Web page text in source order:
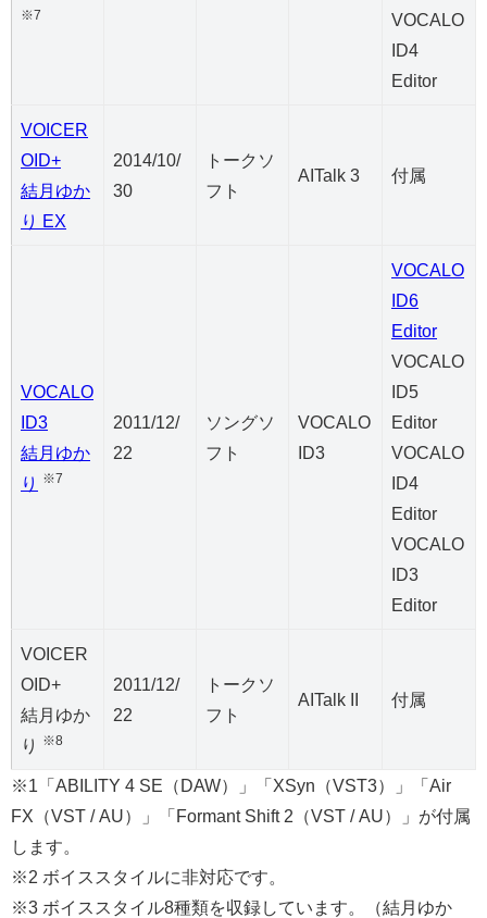
※7
VOCALO
ID4
Editor
VOICER
OID+
結月ゆか
り EX
2014/10/
30
トークソ
フト
AITalk 3 付属
VOCALO
ID3
結月ゆか
り
※7
2011/12/
22
ソングソ
フト
VOCALO
ID3
VOCALO
ID6
Editor
VOCALO
ID5
Editor
VOCALO
ID4
Editor
VOCALO
ID3
Editor
VOICER
OID+
結月ゆか
り
※8
2011/12/
22
トークソ
フト
AITalk II 付属
※1「ABILITY 4 SE（DAW）」「XSyn（VST3）」「Air
FX（VST / AU）」「Formant Shift 2（VST / AU）」が付属
します。
※2 ボイススタイルに非対応です。
※3 ボイススタイル8種類を収録しています。（結月ゆか